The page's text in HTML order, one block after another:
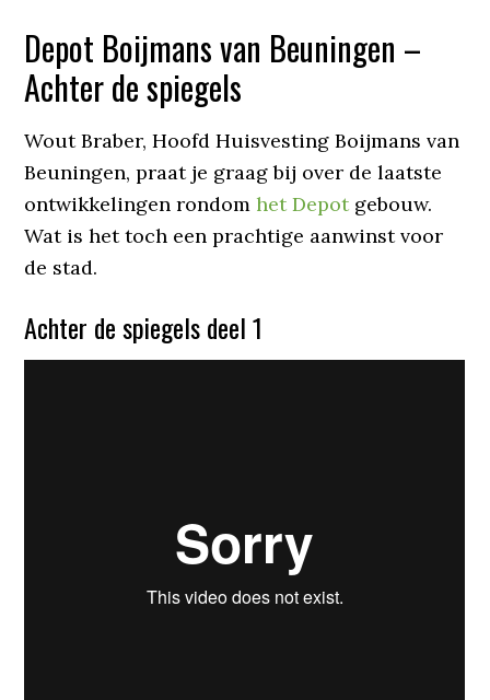
Depot Boijmans van Beuningen –
Achter de spiegels
Wout Braber, Hoofd Huisvesting Boijmans van
Beuningen, praat je graag bij over de laatste
ontwikkelingen rondomhet Depotgebouw.
Wat is het toch een prachtige aanwinst voor
de stad.
Achter de spiegels deel 1